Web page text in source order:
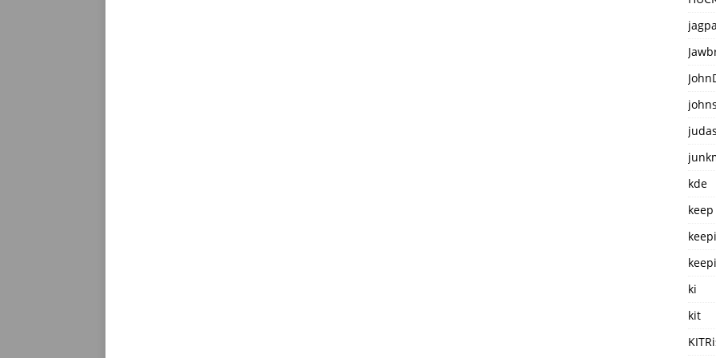
kde
keep
ki
kit